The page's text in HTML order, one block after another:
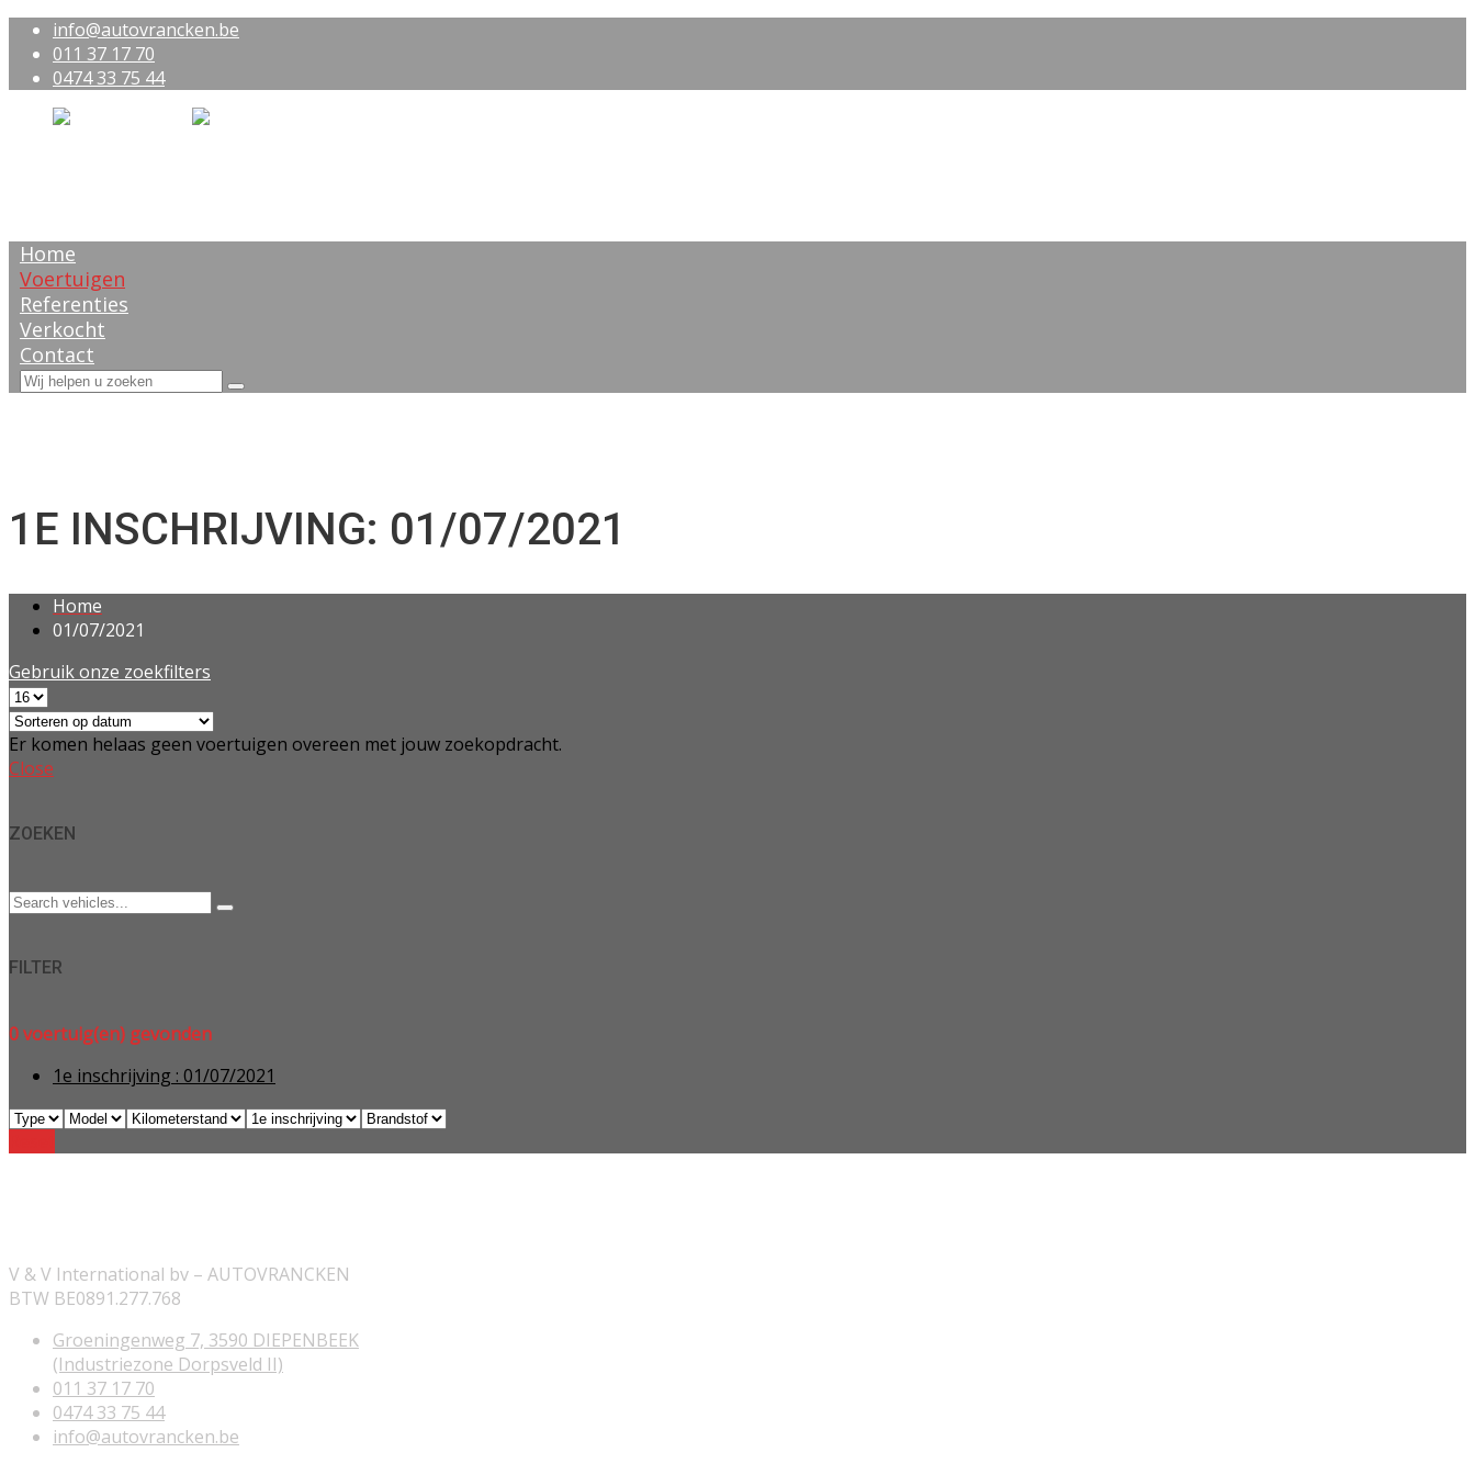
info@autovrancken.be
011 37 17 70
0474 33 75 44
Home
Voertuigen
Referenties
Verkocht
Contact
1E INSCHRIJVING: 01/07/2021
Home
01/07/2021
Gebruik onze zoekfilters
Er komen helaas geen voertuigen overeen met jouw zoekopdracht.
Close
ZOEKEN
FILTER
0voertuig(en) gevonden
1e inschrijving : 01/07/2021
V & V International bv – AUTOVRANCKEN
BTW BE0891.277.768
Groeningenweg 7, 3590 DIEPENBEEK
(Industriezone Dorpsveld II)
011 37 17 70
0474 33 75 44
info@autovrancken.be